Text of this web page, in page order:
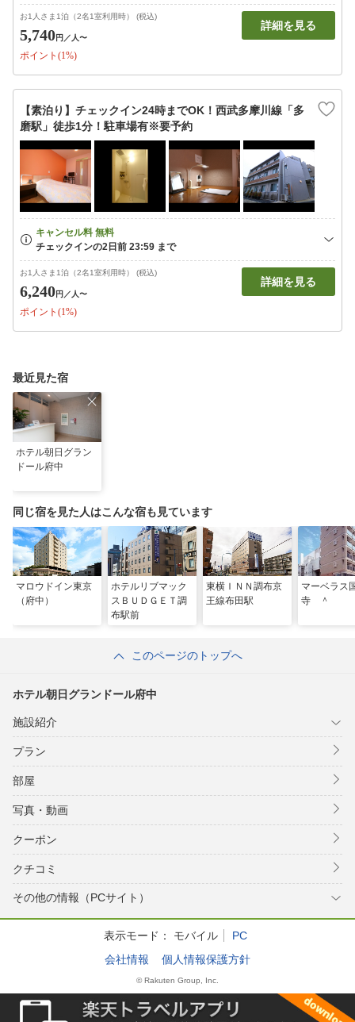
お1人さま1泊（2名1室利用時） (税込)
5,740円 ／人〜
ポイント(1%)
詳細を見る
【素泊り】チェックイン24時までOK！西武多摩川線「多
磨駅」徒歩1分！駐車場有※要予約
お1人さま1泊（2名1室利用時） (税込)
6,240円 ／人〜
ポイント(1%)
詳細を見る
最近見た宿
ホテル朝日グラン
ドール府中
同じ宿を見た人はこんな宿も見ています
マロウドイン東京
（府中）
ホテルリブマック
スＢＵＤＧＥＴ調
布駅前
東横ＩＮＮ調布京
王線布田駅
マーベラス
寺 ＾
このページのトップへ
ホテル朝日グランドール府中
施設紹介
プラン
部屋
写真・動画
クーポン
クチコミ
その他の情報（PCサイト）
表示モード： モバイル
PC
会社情報
個人情報保護方針
© Rakuten Group, Inc.